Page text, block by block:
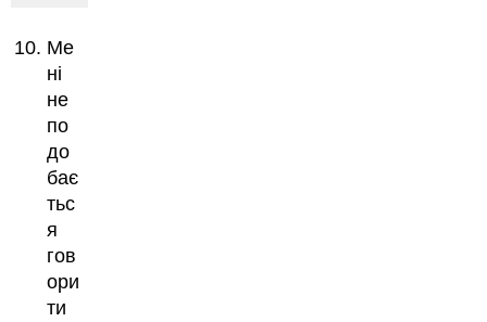
Ме
ні
не
по
до
бає
тьс
я
гов
ори
ти